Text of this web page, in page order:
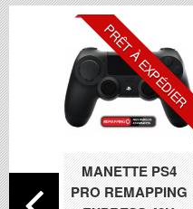
PRÊT À EXPÉDIER
MANETTE PS4
PRO REMAPPING